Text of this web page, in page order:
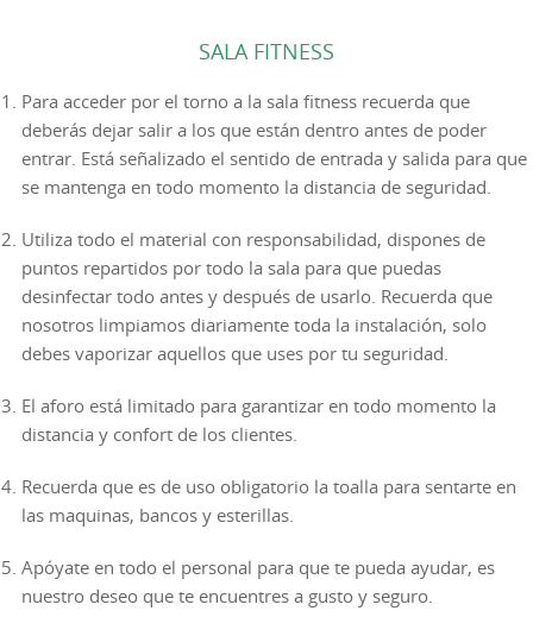
SALA FITNESS
Para acceder por el torno a la sala fitness recuerda que
deberás dejar salir a los que están dentro antes de poder
entrar. Está señalizado el sentido de entrada y salida para que
se mantenga en todo momento la distancia de seguridad.
Utiliza todo el material con responsabilidad, dispones de
puntos repartidos por todo la sala para que puedas
desinfectar todo antes y después de usarlo. Recuerda que
nosotros limpiamos diariamente toda la instalación, solo
debes vaporizar aquellos que uses por tu seguridad.
El aforo está limitado para garantizar en todo momento la
distancia y confort de los clientes.
Recuerda que es de uso obligatorio la toalla para sentarte en
las maquinas, bancos y esterillas.
Apóyate en todo el personal para que te pueda ayudar, es
nuestro deseo que te encuentres a gusto y seguro.